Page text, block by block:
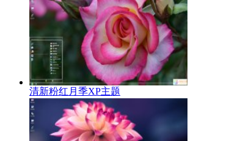
清新粉红月季XP主题